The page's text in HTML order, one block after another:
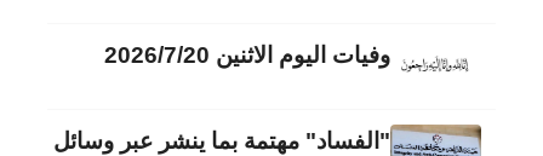
وفيات اليوم الاثنين 2026/7/20
"الفساد" مهتمة بما ينشر عبر وسائل